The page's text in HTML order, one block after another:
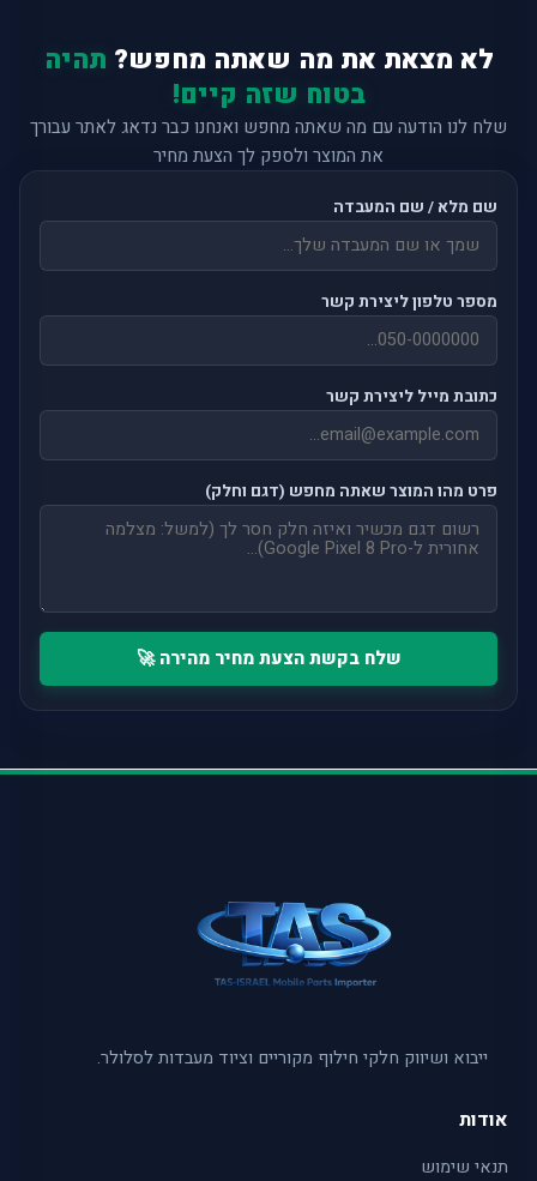
לא מצאת את מה שאתה מחפש? תהיה
בטוח שזה קיים!
שלח לנו הודעה עם מה שאתה מחפש ואנחנו כבר נדאג לאתר עבורך
את המוצר ולספק לך הצעת מחיר
שם מלא / שם המעבדה
מספר טלפון ליצירת קשר
כתובת מייל ליצירת קשר
פרט מהו המוצר שאתה מחפש (דגם וחלק)
שלח בקשת הצעת מחיר מהירה 🚀
ייבוא ושיווק חלקי חילוף מקוריים וציוד מעבדות לסלולר.
אודות
תנאי שימוש